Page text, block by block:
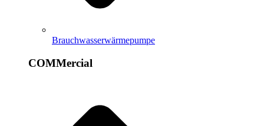
Brauchwasserwärmepumpe
COMMercial